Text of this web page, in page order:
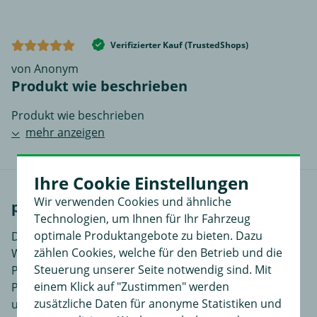
Verifizierter Kauf (TrustedShops)
von Anonym
Produkt wie beschrieben
Produkt wie beschrieben
mehr anzeigen
passende Fahrzeuge
Der Stammsitz der Volkswagen AG (VW AG) liegt in
Wolfsburg, während VW die wichtigste Marke im
Portfolio ist. Andere Labels sind Skoda, Seat, Scania,
Porsche, MAN, Lamborghini, Ducati, Bugatti, Bentley
und Audi. Damit ist VW der Marktführer in Europa,
Ihre Cookie Einstellungen
Wir verwenden Cookies und ähnliche
Technologien, um Ihnen für Ihr Fahrzeug
optimale Produktangebote zu bieten. Dazu
zählen Cookies, welche für den Betrieb und die
Steuerung unserer Seite notwendig sind. Mit
einem Klick auf "Zustimmen" werden
zusätzliche Daten für anonyme Statistiken und